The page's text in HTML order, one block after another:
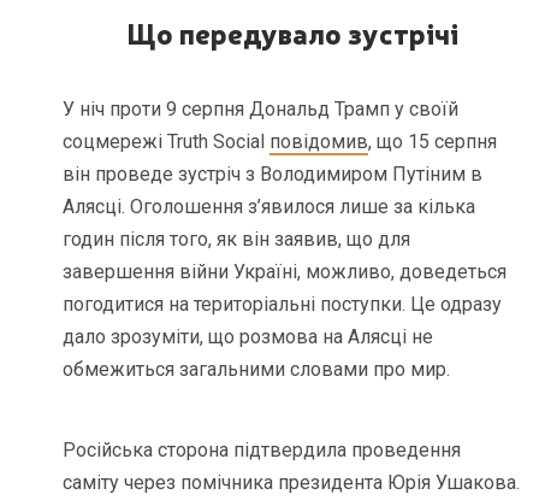
Що передувало зустрічі
У ніч проти 9 серпня Дональд Трамп у своїй
соцмережі Truth Social повідомив, що 15 серпня
він проведе зустріч з Володимиром Путіним в
Алясці. Оголошення з’явилося лише за кілька
годин після того, як він заявив, що для
завершення війни Україні, можливо, доведеться
погодитися на територіальні поступки. Це одразу
дало зрозуміти, що розмова на Алясці не
обмежиться загальними словами про мир.
Російська сторона підтвердила проведення
саміту через помічника президента Юрія Ушакова.